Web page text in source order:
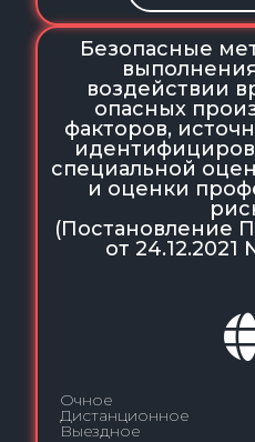
Безопасные
воздействии
опасных
факторов,
специальной
и оценки
(Постановление
от
Очное
Дистанционное
Выездное